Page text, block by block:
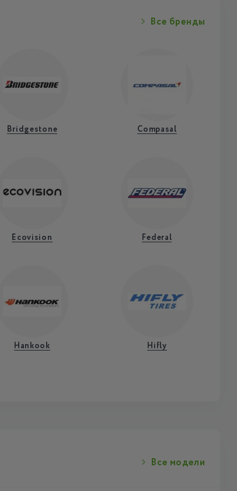
Все бренды
Bridgestone Compasal
Ecovision Federal
Hankook Hifly
Все модели